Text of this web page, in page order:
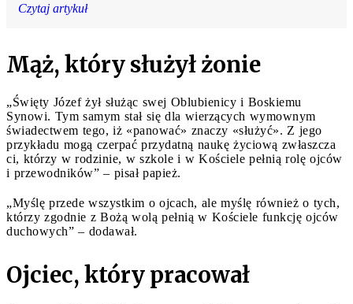
Czytaj artykuł
Mąż, który służył żonie
„Święty Józef żył służąc swej Oblubienicy i Boskiemu
Synowi. Tym samym stał się dla wierzących wymownym
świadectwem tego, iż «panować» znaczy «służyć». Z jego
przykładu mogą czerpać przydatną naukę życiową zwłaszcza
ci, którzy w rodzinie, w szkole i w Kościele pełnią rolę ojców
i przewodników” – pisał papież.
„Myślę przede wszystkim o ojcach, ale myślę również o tych,
którzy zgodnie z Bożą wolą pełnią w Kościele funkcję ojców
duchowych” – dodawał.
Ojciec, który pracował